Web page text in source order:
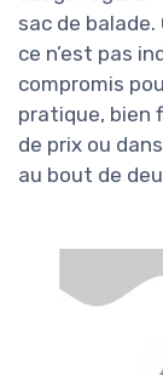
sac de balade.
ce n’est pas
compromis
pratique, bien
de prix ou
au bout de